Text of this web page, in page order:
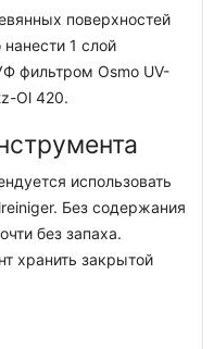
поверхностей
1 слой
фильтром Osmo UV-
Ol 420.
использовать
Без содержания
без запаха.
хранить закрытой